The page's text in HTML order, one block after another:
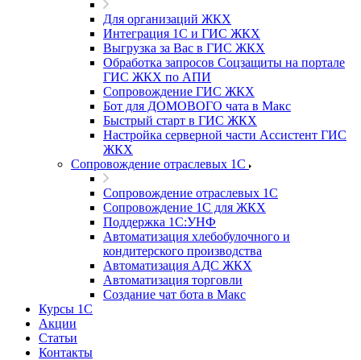
Для организаций ЖКХ
Интеграция 1С и ГИС ЖКХ
Выгрузка за Вас в ГИС ЖКХ
Обработка запросов Соцзащиты на портале
ГИС ЖКХ по АПИ
Сопровождение ГИС ЖКХ
Бот для ДОМОВОГО чата в Макс
Быстрый старт в ГИС ЖКХ
Настройка серверной части Ассистент ГИС
ЖКХ
Сопровождение отраслевых 1С
Сопровождение отраслевых 1С
Сопровождение 1С для ЖКХ
Поддержка 1С:УНФ
Автоматизация хлебобулочного и
кондитерского производства
Автоматизация АДС ЖКХ
Автоматизация торговли
Создание чат бота в Макс
Курсы 1С
Акции
Статьи
Контакты